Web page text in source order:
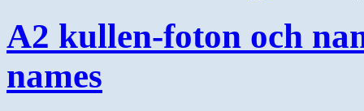
A2 kullen-foton och
names